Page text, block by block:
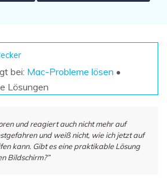
Kostenlos Testen
bei: Mac-Probleme lösen •
Lösungen
und reagiert auch nicht mehr auf
und weiß nicht, wie ich jetzt auf
kann. Gibt es eine praktikable Lösung
Bildschirm?”